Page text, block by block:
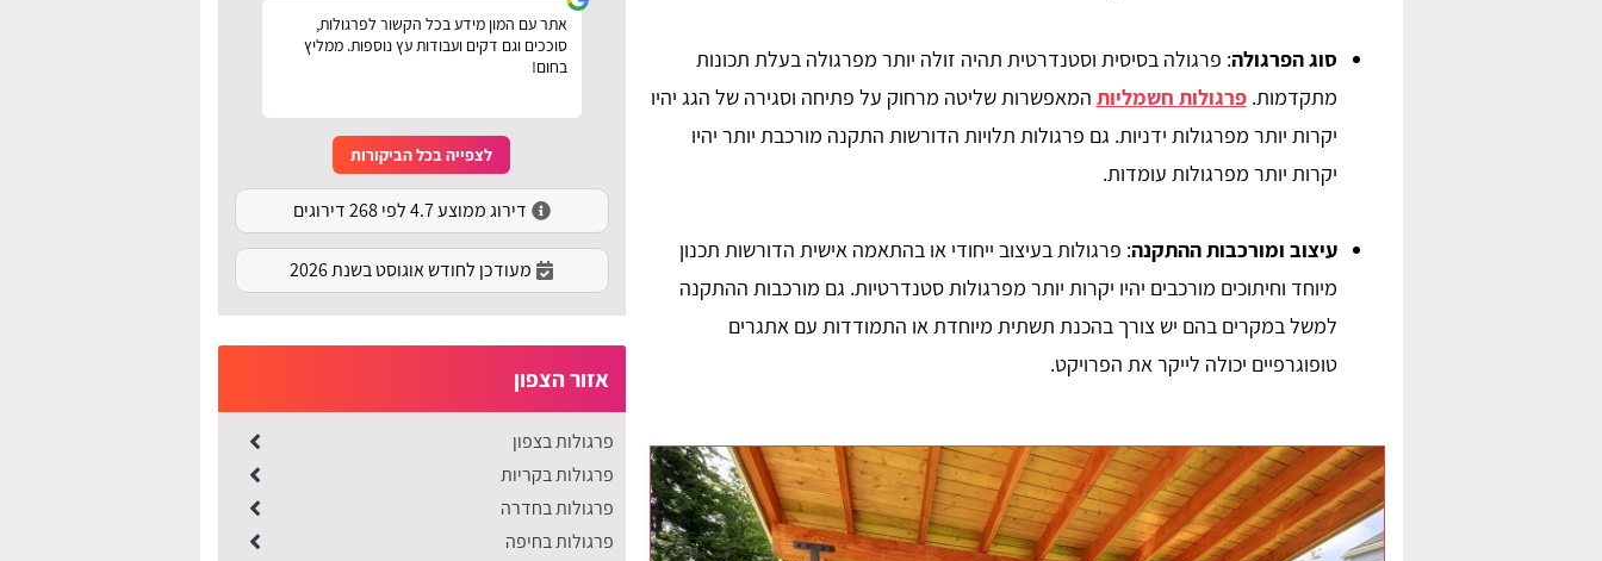
סוג הפרגולה: פרגולה בסיסית וסטנדרטית תהיה זולה יותר מפרגולה בעלת תכונות
מתקדמות.פרגולות חשמליות המאפשרות שליטה מרחוק על פתיחה וסגירה של הגג יהיו
יקרות יותר מפרגולות ידניות. גם פרגולות תלויות הדורשות התקנה מורכבת יותר יהיו
יקרות יותר מפרגולות עומדות.
עיצוב ומורכבות ההתקנה: פרגולות בעיצוב ייחודי או בהתאמה אישית הדורשות תכנון
מיוחד וחיתוכים מורכבים יהיו יקרות יותר מפרגולות סטנדרטיות. גם מורכבות ההתקנה
למשל במקרים בהם יש צורך בהכנת תשתית מיוחדת או התמודדות עם אתגרים
טופוגרפיים יכולה לייקר את הפרויקט.
אתר עם המון מידע בכל הקשור לפרגולות,
סוככים וגם דקים ועבודות עץ נוספות. ממליץ
בחום!
וחסכתי כסף בעזרת השוואת המחירים שלהם.
על האתר!
לצפייה בכל הביקורות
דירוג ממוצע 4.7 לפי 268 דירוגים
מעודכן לחודש אוגוסט בשנת 2026
אזור הצפון
פרגולות בצפון
פרגולות בקריות
פרגולות בחדרה
פרגולות בחיפה